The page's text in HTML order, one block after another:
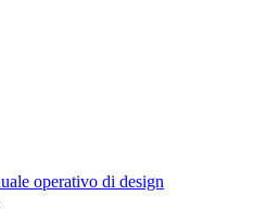
operativo di design